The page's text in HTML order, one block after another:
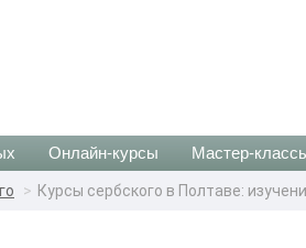
Онлайн-курсы Мастер-
Курсы сербского в Полтаве: